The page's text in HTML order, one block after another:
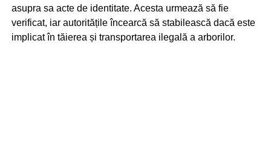
asupra sa acte de identitate. Acesta urmează să fie
verificat, iar autoritățile încearcă să stabilească dacă este
implicat în tăierea și transportarea ilegală a arborilor.